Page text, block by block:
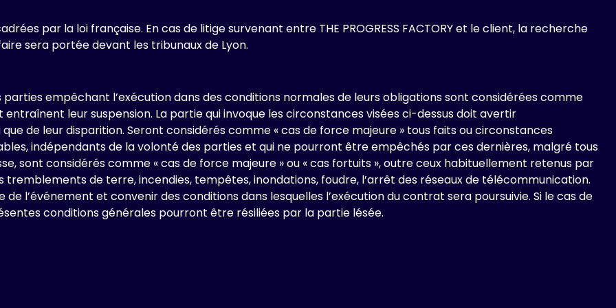
par la loi française. En cas de litige survenant entre THE PROGRESS FACTORY et le client, la recherche
sera portée devant les tribunaux de Lyon.
empêchant l’exécution dans des conditions normales de leurs obligations sont considérées comme
leur suspension. La partie qui invoque les circonstances visées ci-dessus doit avertir
de leur disparition. Seront considérés comme « cas de force majeure » tous faits ou circonstances
indépendants de la volonté des parties et qui ne pourront être empêchés par ces dernières, malgré tous
sont considérés comme « cas de force majeure » ou « cas fortuits », outre ceux habituellement retenus par
tremblements de terre, incendies, tempêtes, inondations, foudre, l’arrêt des réseaux de télécommunication.
l’événement et convenir des conditions dans lesquelles l’exécution du contrat sera poursuivie. Si le cas de
conditions générales pourront être résiliées par la partie lésée.